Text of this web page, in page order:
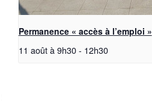
Permanence « accès à l’emploi »
11 août à 9h30 - 12h30